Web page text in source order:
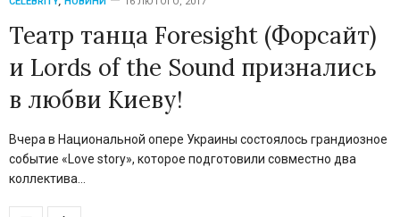
Театр танца Foresight (Форсайт)
и Lords of the Sound признались
в любви Киеву!
Вчера в Национальной опере Украины состоялось грандиозное
событие «Love story», которое подготовили совместно два
коллектива…